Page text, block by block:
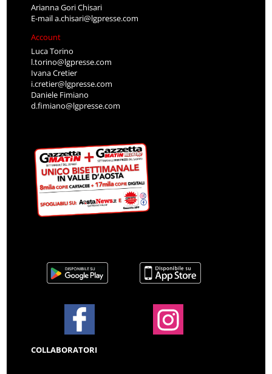
Arianna Gori Chisari
E-maila.chisari@lgpresse.com
Account
Luca Torino
l.torino@lgpresse.com
Ivana Cretier
i.cretier@lgpresse.com
Daniele Fimiano
d.fimiano@lgpresse.com
COLLABORATORI